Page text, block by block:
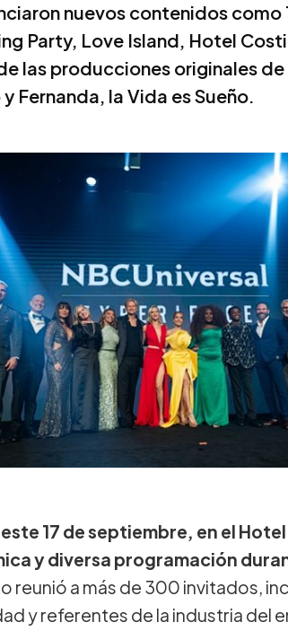
nuevos contenidos como
Party, Love Island, Hotel
las producciones originales de
Fernanda, la Vida es Sueño.
17 de septiembre, en el
y diversa programación
reunió a más de 300 invitados,
y referentes de la industria del